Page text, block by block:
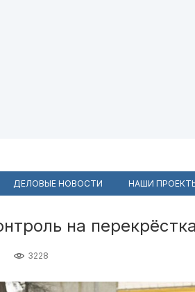
ДЕЛОВЫЕ НОВОСТИ НАШИ
на
3228